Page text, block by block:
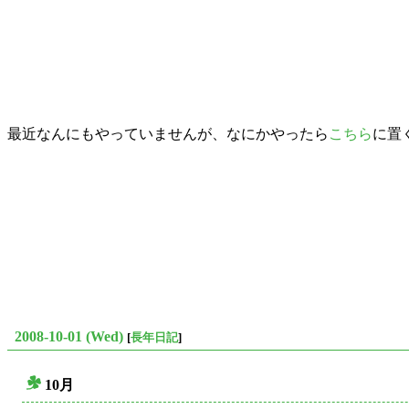
最近なんにもやっていませんが、なにかやったら こちらに置
2008-10-01 (Wed) [長年日記]
10月